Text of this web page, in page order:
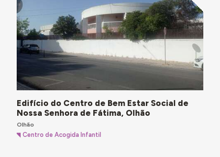
Edifício do Centro de Bem Estar Social de
Nossa Senhora de Fátima, Olhão
Olhão
Centro de Acogida Infantil